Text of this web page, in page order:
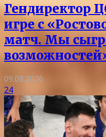
Гендиректор
игре с
матч. Мы
09.08.2026
24